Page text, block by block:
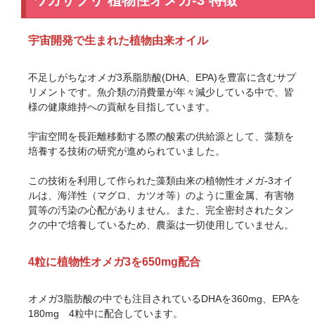
宇宙開発で生まれた植物由来オイル
不足しがちなオメガ3系脂肪酸(DHA、EPA)を豊富に含むサプ
リメントです。魚介類の消費量が年々減少している中で、皆
様の健康維持への貢献を目指しています。
宇宙空間を長距離移動する際の酸素の供給源として、藻類を
培養する技術の研究が進められていました。
この技術を利用して作られた藻類由来の植物性オメガ-3オイ
ルは、海洋性（マグロ、カツオ等）のように重金属、有害物
質等の汚染の心配がありません。また、完全密封されたタン
クの中で培養しているため、農薬は一切使用していません。
4粒に植物性オメガ3を650mg配合
オメガ3脂肪酸の中でも注目されているDHAを360mg、EPAを
180mg 4粒中に配合しています。